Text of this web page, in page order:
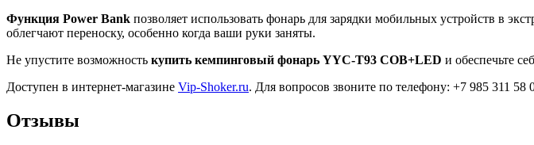
Функция Power Bank позволяет использовать фонарь для зарядки мобильных устройств в
облегчают переноску, особенно когда ваши руки заняты.
Не упустите возможность купить кемпинговый фонарь YYC-T93 COB+LED и обеспечьте
Доступен в интернет-магазине Vip-Shoker.ru. Для вопросов звоните по телефону: +7 985 311
Отзывы